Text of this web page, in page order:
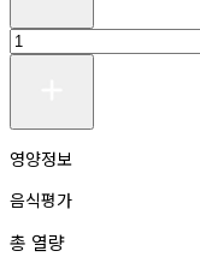
영양정보
음식평가
총 열량